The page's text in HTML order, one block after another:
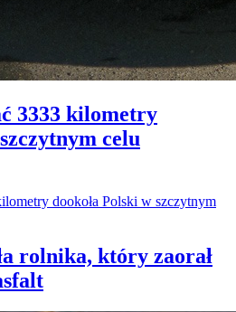
3333 kilometry
celu
rolnika, który zaorał